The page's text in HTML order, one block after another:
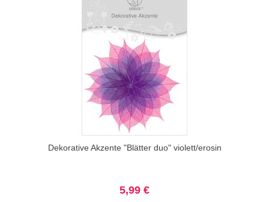
Dekorative Akzente "Blätter duo" violett/erosin
5,99 €